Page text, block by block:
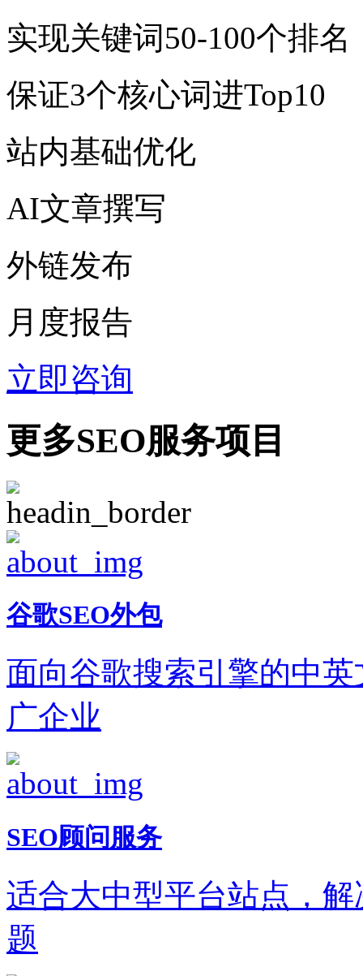
实现关键词50-100个排名
保证3个核心词进Top10
站内基础优化
AI文章撰写
外链发布
月度报告
立即咨询
更多SEO服务项目
谷歌SEO外包
面向谷歌搜索引擎的中
广企业
SEO顾问服务
适合大中型平台站点，
题